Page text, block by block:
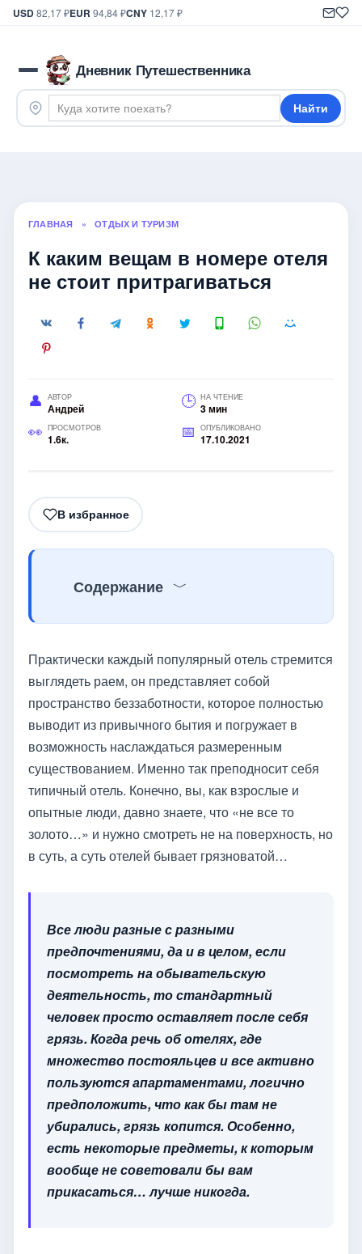
USD82,17 ₽EUR 94,84 ₽CNY 12,17 ₽
Дневник Путешественника
Найти
ГЛАВНАЯ » ОТДЫХ И ТУРИЗМ
К каким вещам в номере отеля
не стоит притрагиваться
АВТОР
Андрей
НА ЧТЕНИЕ
3 мин
ПРОСМОТРОВ
1.6к.
ОПУБЛИКОВАНО
17.10.2021
В избранное
Содержание
Практически каждый популярный отель стремится
выглядеть раем, он представляет собой
пространство беззаботности, которое полностью
выводит из привычного бытия и погружает в
возможность наслаждаться размеренным
существованием. Именно так преподносит себя
типичный отель. Конечно, вы, как взрослые и
опытные люди, давно знаете, что «не все то
золото…» и нужно смотреть не на поверхность, но
в суть, а суть отелей бывает грязноватой…
Все люди разные с разными
предпочтениями, да и в целом, если
посмотреть на обывательскую
деятельность, то стандартный
человек просто оставляет после себя
грязь. Когда речь об отелях, где
множество постояльцев и все активно
пользуются апартаментами, логично
предположить, что как бы там не
убирались, грязь копится. Особенно,
есть некоторые предметы, к которым
вообще не советовали бы вам
прикасаться… лучше никогда.